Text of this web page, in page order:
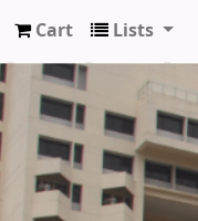
Cart Lists